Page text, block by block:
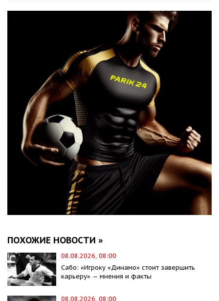
ПОХОЖИЕ НОВОСТИ »
08.08.2026, 08:00
Сабо: «Игроку «Динамо» стоит завершить
карьеру» — мнения и факты
08.08.2026, 08:00